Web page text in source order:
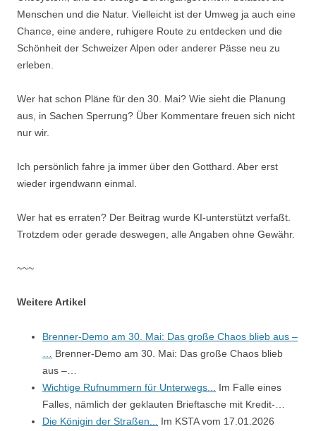
Menschen und die Natur. Vielleicht ist der Umweg ja auch eine
Chance, eine andere, ruhigere Route zu entdecken und die
Schönheit der Schweizer Alpen oder anderer Pässe neu zu
erleben.
Wer hat schon Pläne für den 30. Mai? Wie sieht die Planung
aus, in Sachen Sperrung? Über Kommentare freuen sich nicht
nur wir.
Ich persönlich fahre ja immer über den Gotthard. Aber erst
wieder irgendwann einmal.
Wer hat es erraten? Der Beitrag wurde KI-unterstützt verfaßt.
Trotzdem oder gerade deswegen, alle Angaben ohne Gewähr.
~~~
Weitere Artikel
Brenner-Demo am 30. Mai: Das große Chaos blieb aus –
Brenner-Demo am 30. Mai: Das große Chaos blieb
aus –…
Wichtige Rufnummern für Unterwegs...
Im Falle eines
Falles, nämlich der geklauten Brieftasche mit Kredit-…
Die Königin der Straßen...
Im KSTA vom 17.01.2026